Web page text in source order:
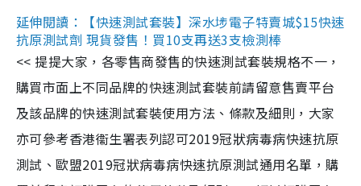
延伸閱讀：【快速測試套裝】深水埗電子特賣城$15快速
抗原測試劑 現貨發售！買10支再送3支檢測棒
<< 提提大家，各零售商發售的快速測試套裝規格不一，
購買市面上不同品牌的快速測試套裝前請留意售賣平台
及該品牌的快速測試套裝使用方法、條款及細則，大家
亦可參考香港衞生署表列認可2019冠狀病毒病快速抗原
測試、歐盟2019冠狀病毒病快速抗原測試通用名單，購